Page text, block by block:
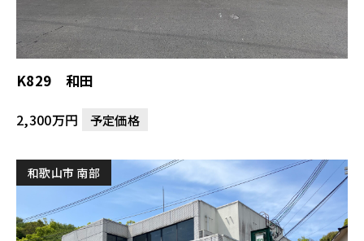
K829 和田
2,300万円 予定価格
和歌山市 南部